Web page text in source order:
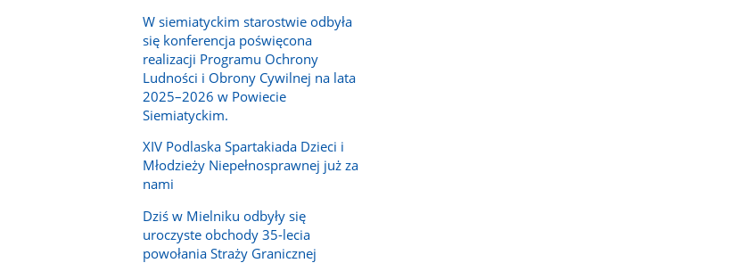
W siemiatyckim starostwie odbyła
się konferencja poświęcona
realizacji Programu Ochrony
Ludności i Obrony Cywilnej na lata
2025–2026 w Powiecie
Siemiatyckim.
XIV Podlaska Spartakiada Dzieci i
Młodzieży Niepełnosprawnej już za
nami
Dziś w Mielniku odbyły się
uroczyste obchody 35-lecia
powołania Straży Granicznej